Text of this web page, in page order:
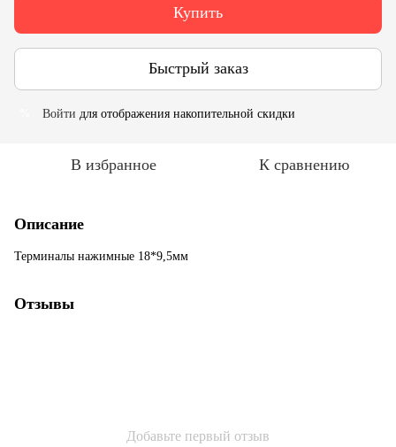
Купить
Быстрый заказ
Войти для отображения накопительной скидки
В избранное К сравнению
Описание
Терминалы нажимные 18*9,5мм
Отзывы
Добавьте первый отзыв